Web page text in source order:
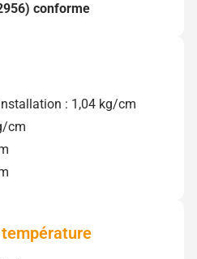
conforme
: 1,04 kg/cm
cm